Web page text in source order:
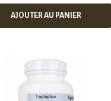
AJOUTER AU PANIER